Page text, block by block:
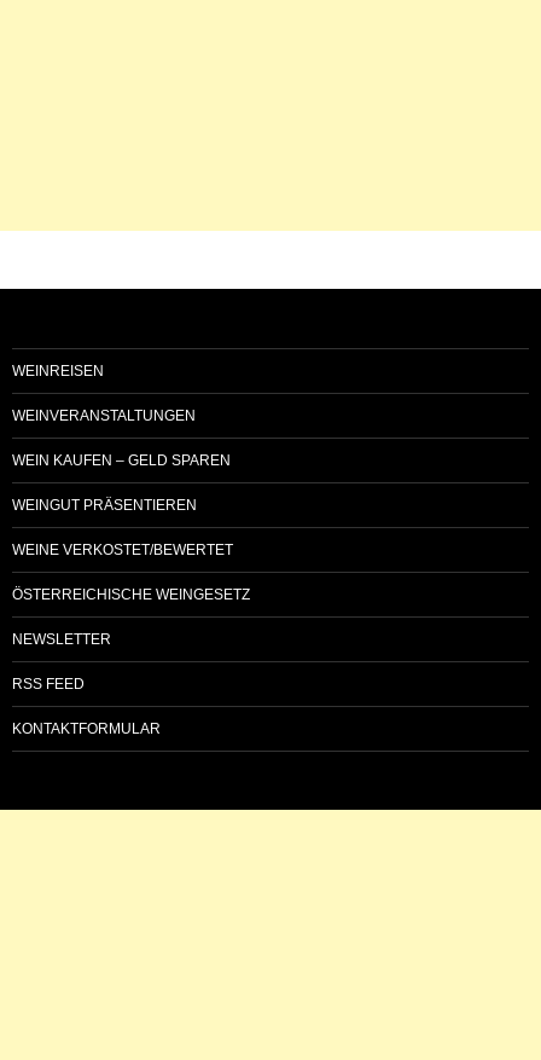
WEINREISEN
WEINVERANSTALTUNGEN
WEIN KAUFEN – GELD SPAREN
WEINGUT PRÄSENTIEREN
WEINE VERKOSTET/BEWERTET
ÖSTERREICHISCHE WEINGESETZ
NEWSLETTER
RSS FEED
KONTAKTFORMULAR